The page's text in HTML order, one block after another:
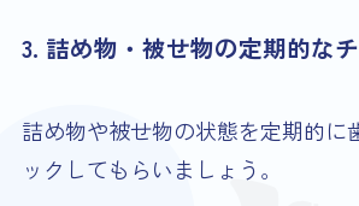
3. 詰め物・被せ物の定期的な
詰め物や被せ物の状態を定期的に
ックしてもらいましょう。